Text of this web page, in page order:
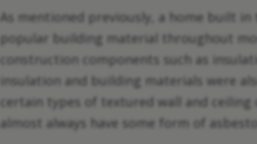
As mentioned previously, a home built in
popular building material throughout
construction components such as
insulation and building materials were
certain types of textured wall and
almost always have some form of